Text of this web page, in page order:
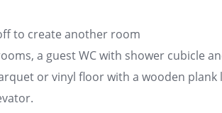
to create another room
a guest WC with shower cubicle
or vinyl floor with a wooden plank